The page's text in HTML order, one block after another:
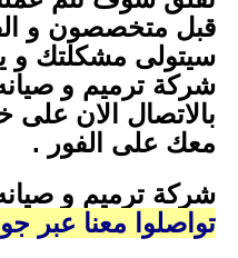
قبل متخصصون و
سيتولى مشكلتك و
شركة ترميم و
بالاتصال الان على
معك على الفور .
شركة ترميم و
تواصلوا معنا عبر جوال